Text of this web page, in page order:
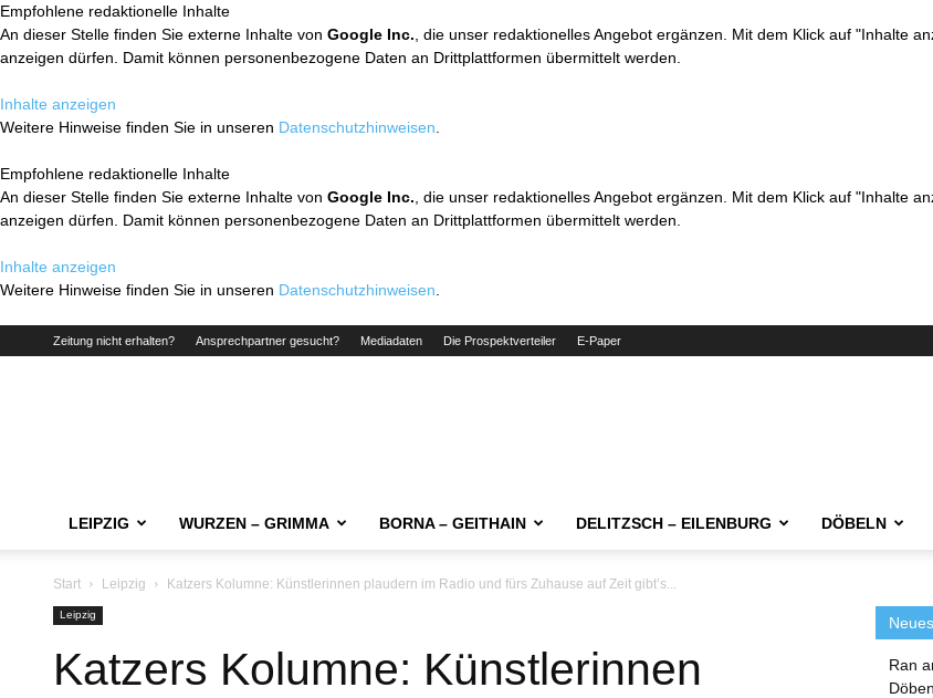
Empfohlene redaktionelle Inhalte
An dieser Stelle finden Sie externe Inhalte von Google Inc. , die unser redaktionelles Angebot ergänzen. Mit dem Klick auf "Inhalte
anzeigen dürfen. Damit können personenbezogene Daten an Drittplattformen übermittelt werden.
Inhalte anzeigen
Weitere Hinweise finden Sie in unseren Datenschutzhinweisen
Empfohlene redaktionelle Inhalte
An dieser Stelle finden Sie externe Inhalte von Google Inc. , die unser redaktionelles Angebot ergänzen. Mit dem Klick auf "Inhalte
anzeigen dürfen. Damit können personenbezogene Daten an Drittplattformen übermittelt werden.
Inhalte anzeigen
Weitere Hinweise finden Sie in unseren Datenschutzhinweisen
Zeitung nicht erhalten? Ansprechpartner gesucht? Mediadaten Die Prospektverteiler E-Paper
LEIPZIG WURZEN – GRIMMA BORNA – GEITHAIN DELITZSCH – EILENBURG DÖBELN
Start Leipzig Katzers Kolumne: Künstlerinnen plaudern im Radio und fürs Zuhause auf Zeit gibt’s...
Leipzig
Katzers Kolumne: Künstlerinnen
Ran